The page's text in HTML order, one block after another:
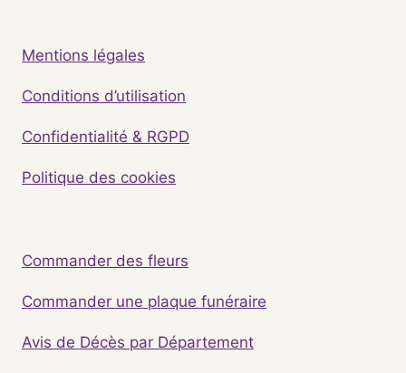
Mentions légales
Conditions d’utilisation
Confidentialité & RGPD
Politique des cookies
Commander des fleurs
Commander une plaque funéraire
Avis de Décès par Département